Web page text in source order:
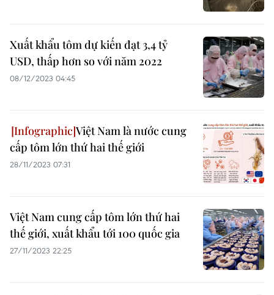
Xuất khẩu tôm dự kiến đạt 3,4 tỷ
USD, thấp hơn so với năm 2022
08/12/2023 04:45
Việt Nam là nước cung
cấp tôm lớn thứ hai thế giới
28/11/2023 07:31
Việt Nam cung cấp tôm lớn thứ hai
thế giới, xuất khẩu tới 100 quốc gia
27/11/2023 22:25